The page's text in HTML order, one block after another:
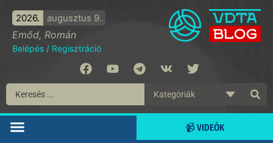
2026. augusztus 9.
Emőd, Román
Belépés / Regisztráció
📹 VIDEÓK